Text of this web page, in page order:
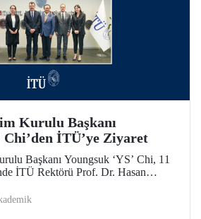
Kurulu Başkanı
Chi’den İTÜ’ye Ziyaret
Başkanı Youngsuk ‘YS’ Chi, 11
İTÜ Rektörü Prof. Dr. Hasan
yapay zekânın dönüştürücü